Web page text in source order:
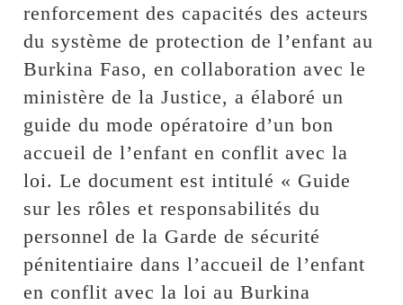
renforcement des capacités des acteurs
du système de protection de l’enfant au
Burkina Faso, en collaboration avec le
ministère de la Justice, a élaboré un
guide du mode opératoire d’un bon
accueil de l’enfant en conflit avec la
loi. Le document est intitulé « Guide
sur les rôles et responsabilités du
personnel de la Garde de sécurité
pénitentiaire dans l’accueil de l’enfant
en conflit avec la loi au Burkina